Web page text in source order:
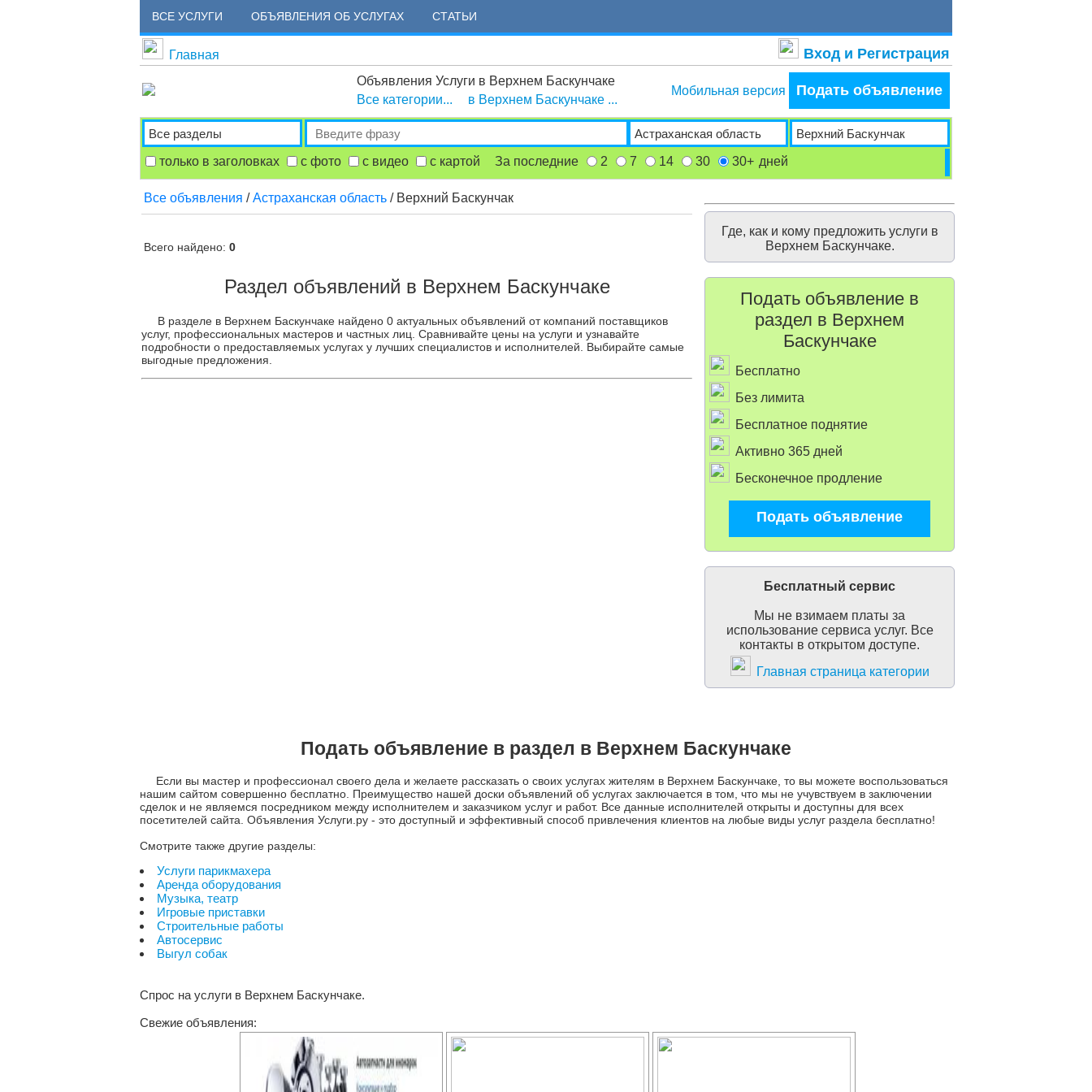
ВСЕ УСЛУГИ ОБЪЯВЛЕНИЯ ОБ УСЛУГАХ СТАТЬИ
Главная Вход и Регистрация
Объявления Услуги в Верхнем Баскунчаке
Все категории...
в Верхнем Баскунчаке ...
Мобильная версия Подать объявление
только в заголовках с фото с видео с картой За последние 2 7 14 30 30+ дней
Все объявления /Астраханская область / Верхний Баскунчак
Всего найдено: 0
Раздел объявлений в Верхнем Баскунчаке
В разделе в Верхнем Баскунчаке найдено 0 актуальных объявлений от компаний поставщиков
услуг, профессиональных мастеров и частных лиц. Сравнивайте цены на услуги и узнавайте
подробности о предоставляемых услугах у лучших специалистов и исполнителей. Выбирайте самые
выгодные предложения.
Где, как и кому предложить услуги в
Верхнем Баскунчаке.
Подать объявление в
раздел в Верхнем
Баскунчаке
Бесплатно
Без лимита
Бесплатное поднятие
Активно 365 дней
Бесконечное продление
Подать объявление
Бесплатный сервис
Мы не взимаем платы за
использование сервиса услуг. Все
контакты в открытом доступе.
Главная страница категории
Подать объявление в раздел в Верхнем Баскунчаке
Если вы мастер и профессионал своего дела и желаете рассказать о своих услугах жителям в Верхнем Баскунчаке, то вы можете воспользоваться
нашим сайтом совершенно бесплатно. Преимущество нашей доски объявлений об услугах заключается в том, что мы не учувствуем в заключении
сделок и не являемся посредником между исполнителем и заказчиком услуг и работ. Все данные исполнителей открыты и доступны для всех
посетителей сайта. Объявления Услуги.ру - это доступный и эффективный способ привлечения клиентов на любые виды услуг раздела бесплатно!
Смотрите также другие разделы:
Услуги парикмахера
Аренда оборудования
Музыка, театр
Игровые приставки
Строительные работы
Автосервис
Выгул собак
Спрос на услуги в Верхнем Баскунчаке.
Свежие объявления: